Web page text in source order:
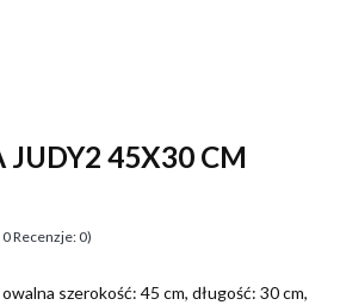
JUDY2 45X30 CM
Recenzje: 0)
szerokość: 45 cm, długość: 30 cm,